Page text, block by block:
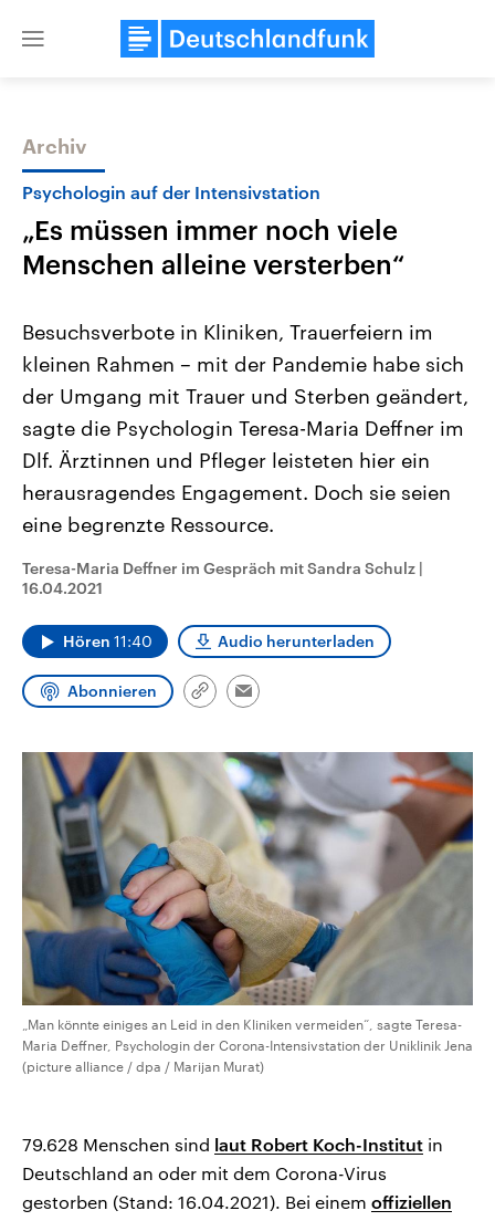
Close
Themen
Landtagswahl Sachsen-Anhalt
2026
Alle Informationen
Sachsen-Anhalt wählt am 6.
September 2026 einen neuen
Landtag. Seit 2021 wird das
Bundesland von einer Koalition aus
CDU, SPD und FDP regiert.-
Umfragen, Prognosen,
und Hintergründe zu den Parteien
und Kandidaten der anstehenden
Wahl.
USA
Aktuelle Beiträge,
Hintergründe
Wirtschaftlich und
gehören die Vereinigten
den mächtigsten Ländern
mit großem Einfluss auf
Sendungen Programm Podcasts
Archiv
Psychologin auf der Intensivstation
„Es müssen immer noch viele
Menschen alleine versterben“
Besuchsverbote in Kliniken, Trauerfeiern im
kleinen Rahmen – mit der Pandemie habe sich
der Umgang mit Trauer und Sterben geändert,
sagte die Psychologin Teresa-Maria Deffner im
Dlf. Ärztinnen und Pfleger leisteten hier ein
herausragendes Engagement. Doch sie seien
eine begrenzte Ressource.
Teresa-Maria Deffner im Gespräch mit Sandra Schulz |
16.04.2021
Hören 11:40 Audio herunterladen
Abonnieren
Link
Email
„Man könnte einiges an Leid in den Kliniken vermeiden“, sagte Teresa-
Maria Deffner, Psychologin der Corona-Intensivstation der Uniklinik Jena
(picture alliance / dpa / Marijan Murat)
79.628 Menschen sind laut Robert Koch-Institut in
Deutschland an oder mit dem Corona-Virus
gestorben (Stand: 16.04.2021). Bei einem offiziellen